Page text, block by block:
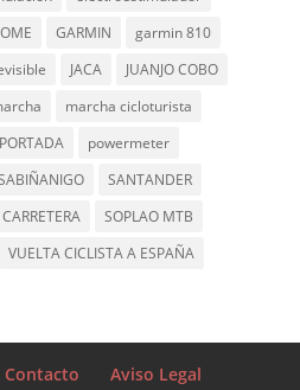
GARMIN
garmin 810
JACA
JUANJO COBO
marcha cicloturista
PORTADA
powermeter
SANTANDER
SOPLAO MTB
VUELTA CICLISTA A ESPAÑA
Contacto Aviso Legal